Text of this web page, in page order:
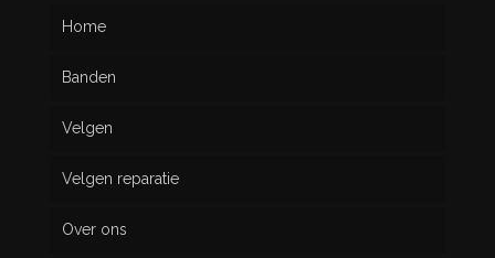
Home
Banden
Nieuw
Gebruikt
Velgen
Velgen reparatie
Over ons